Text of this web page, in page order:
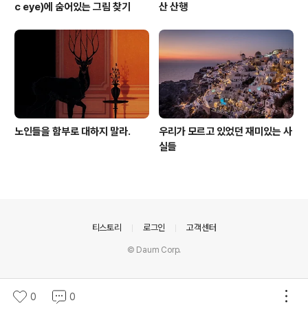
c eye)에 숨어있는 그림 찾기
산 산행
노인들을 함부로 대하지 말라.
우리가 모르고 있었던 재미있는 사
실들
0 0
티스토리 로그인 고객센터
© Daum Corp.